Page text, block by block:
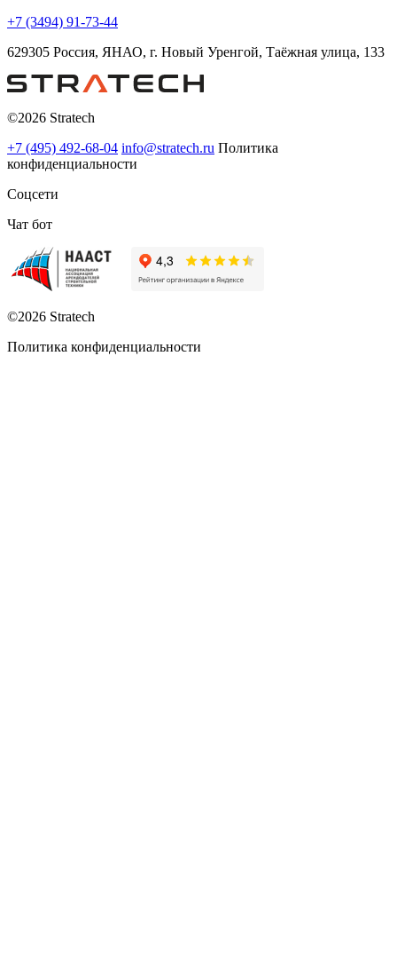
+7 (3494) 91-73-44
629305 Россия, ЯНАО, г. Новый Уренгой, Таёжная улица, 133
©2026 Stratech
+7 (495) 492-68-04 info@stratech.ru Политика
конфиденциальности
Соцсети
Чат бот
©2026 Stratech
Политика конфиденциальности